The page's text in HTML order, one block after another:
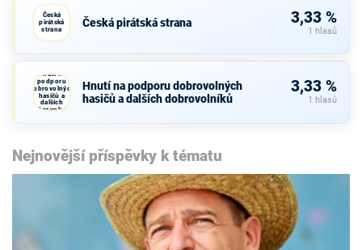
Česká
pirátská
strana
Česká pirátská strana 3,33 %
1 hlasů
Hnutí na
podporu
dobrovolných
hasičů a
dalších
dobrovolníků
Hnutí na podporu dobrovolných
hasičů a dalších dobrovolníků
3,33 %
1 hlasů
Nejnovější příspěvky k tématu